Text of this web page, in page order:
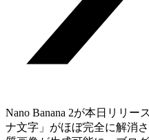
Nano Banana 2が本日リリー
ナ文字」がほぼ完全に解消